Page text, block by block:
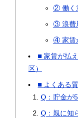
② 働く
③ 浪費
④ 家賃
■ 家賃が払
区）
■ よくある
Q：貯金が
Q：親に知